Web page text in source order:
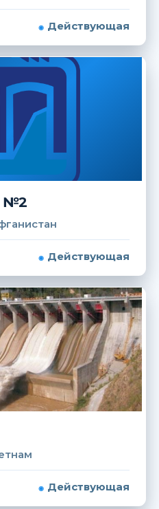
Действующая
№2
Действующая
Действующая